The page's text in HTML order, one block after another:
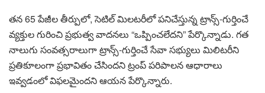
తన 65 పేజీల తీర్పులో, సెటిల్ మిలటరీలో పనిచేస్తున్న ట్రాన్స్-గుర్తించే
వ్యక్తుల గురించి ప్రభుత్వ వాదనలు “ఒప్పించలేదని” పేర్కొన్నాడు. గత
నాలుగు సంవత్సరాలుగా ట్రాన్స్-గుర్తించే సేవా సభ్యులు మిలిటరీని
ప్రతికూలంగా ప్రభావితం చేసిందని ట్రంప్ పరిపాలన ఆధారాలు
ఇవ్వడంలో విఫలమైందని ఆయన పేర్కొన్నారు.